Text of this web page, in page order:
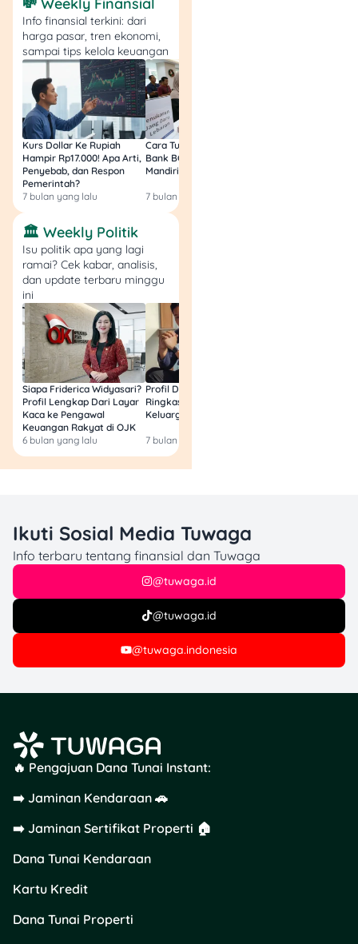
→ harus sidang
ulang dan bayar lagi
Kesalahan isi surat
gugatan → harus
revisi dan buang
waktu
Jika tergugat
mengajukan banding
atau perlawanan →
kamu harus siap
secara hukum
Jadi, meski lebih hemat,
mengurus sendiri
membutuhkan kesiapan
mental dan pengetahuan
hukum yang cukup.
Biaya
Mengajukan
Gugatan Cerai 2025
Tips Supaya Hemat dan
Efisien
dokumen sejak awal.
Jangan tunggu
pengadilan.
Court. Daftar online
bisa lebih cepat dan
transparan.
Info finansial terkini: dari
harga pasar, tren ekonomi,
sampai tips kelola keuangan
Kurs Dollar Ke Rupiah
Hampir Rp17.000! Apa Arti,
Penyebab, dan Respon
Pemerintah?
7 bulan yang lalu
Cara Tukar Uang Baru di
Bank BCA (Umum, BNI,
Mandiri, BRI, dan BSI) 2026!
7 bulan yang lalu
🏛️ Weekly Politik
Isu politik apa yang lagi
ramai? Cek kabar, analisis,
dan update terbaru minggu
ini
Siapa Friderica Widyasari?
Profil Lengkap Dari Layar
Kaca ke Pengawal
Keuangan Rakyat di OJK
6 bulan yang lalu
Profil Darma Mangkuluhur:
Ringkas Latar Belakang
Keluarga dan Bisnisnya
7 bulan yang lalu
Ikuti Sosial Media Tuwaga
Info terbaru tentang finansial dan Tuwaga
@tuwaga.id
@tuwaga.id
@tuwaga.indonesia
🔥 Pengajuan Dana Tunai Instant:
➡️ Jaminan Kendaraan 🚗
➡️ Jaminan Sertifikat Properti 🏠
Dana Tunai Kendaraan
Kartu Kredit
Dana Tunai Properti